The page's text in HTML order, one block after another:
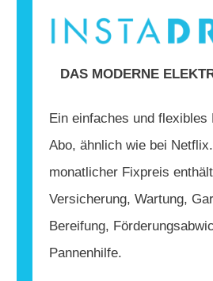
DAS MODERNE
Ein einfaches und flexibles
Abo, ähnlich wie bei
monatlicher Fixpreis
Versicherung, Wartung,
Bereifung,
Pannenhilfe.